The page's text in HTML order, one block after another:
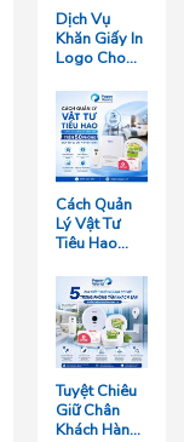
Dịch Vụ
Khăn Giấy In
Logo Cho
Giá Rẻ Tại
TP.HCM
Cách Quản
Lý Vật Tư
Tiêu Hao
Sạn Quy Mô
Trên 50
Phòng Giúp
Tối Ưu Chi
Phí Vận
Hành
Tuyệt Chiêu
Giữ Chân
Khách Hàng: